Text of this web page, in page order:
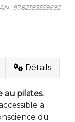
: 9782383558682
Détails
au pilates.
à
du